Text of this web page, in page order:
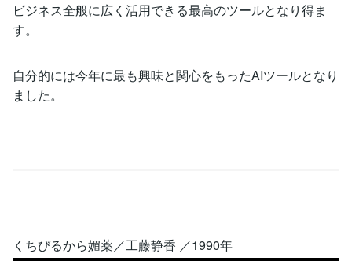
ビジネス全般に広く活用できる最高のツールとなり得ま
す。
自分的には今年に最も興味と関心をもったAIツールとなり
ました。
くちびるから媚薬／工藤静香 ／1990年